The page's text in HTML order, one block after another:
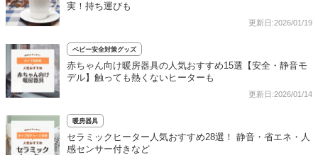
実！持ち運びも
更新日:2026/01/19
ベビー安全対策グッズ
赤ちゃん向け暖房器具の人気おすすめ15選【安全・静音モ
デル】触っても熱くないヒーターも
更新日:2026/01/14
暖房器具
セラミックヒーター人気おすすめ28選！ 静音・省エネ・人
感センサー付きなど